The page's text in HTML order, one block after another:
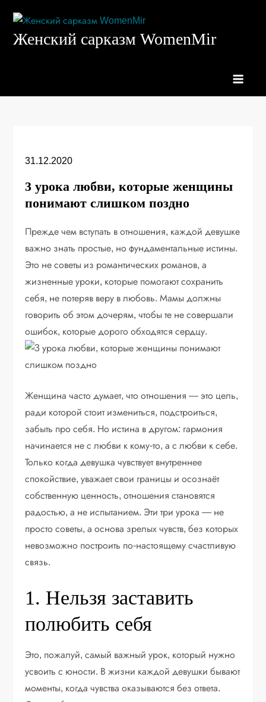
содержимому
Женский сарказм WomenMir
31.12.2020
3 урока любви, которые женщины
понимают слишком поздно
Прежде чем вступать в отношения, каждой девушке
важно знать простые, но фундаментальные истины.
Это не советы из романтических романов, а
жизненные уроки, которые помогают сохранить
себя, не потеряв веру в любовь. Мамы должны
говорить об этом дочерям, чтобы те не совершали
ошибок, которые дорого обходятся сердцу.
Женщина часто думает, что отношения — это цель,
ради которой стоит измениться, подстроиться,
забыть про себя. Но истина в другом: гармония
начинается не с любви к кому-то, а с любви к себе.
Только когда девушка чувствует внутреннее
спокойствие, уважает свои границы и осознаёт
собственную ценность, отношения становятся
радостью, а не испытанием. Эти три урока — не
просто советы, а основа зрелых чувств, без которых
невозможно построить по-настоящему счастливую
связь.
1. Нельзя заставить
полюбить себя
Это, пожалуй, самый важный урок, который нужно
усвоить с юности. В жизни каждой девушки бывают
моменты, когда чувства оказываются без ответа.